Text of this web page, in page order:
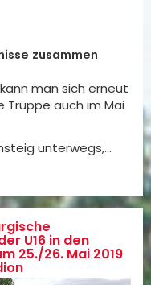
zusammen
kann man sich erneut
Truppe auch im Mai
unterwegs,…
U16 in den
25./26. Mai 2019